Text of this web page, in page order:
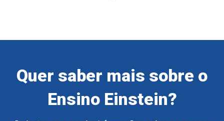
Quer saber mais sobre o
Ensino Einstein?